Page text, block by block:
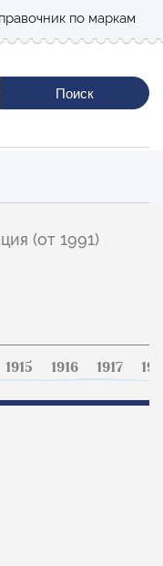
по маркам
(от 1991)
1915 1916 1917